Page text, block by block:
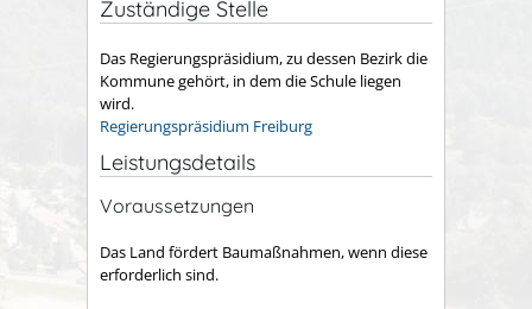
Zuständige Stelle
Das Regierungspräsidium,zu dessen Bezirk die
Kommune gehört, in dem die Schule liegen
wird.
Regierungspräsidium Freiburg
Leistungsdetails
Voraussetzungen
Das Land fördert Baumaßnahmen, wenn diese
erforderlich sind.